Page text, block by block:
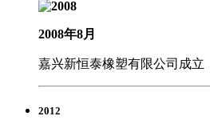
2008年8月
嘉兴新恒泰橡塑有限公司成立
2012